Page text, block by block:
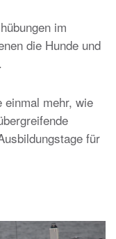
im
die Hunde und
einmal mehr, wie
für